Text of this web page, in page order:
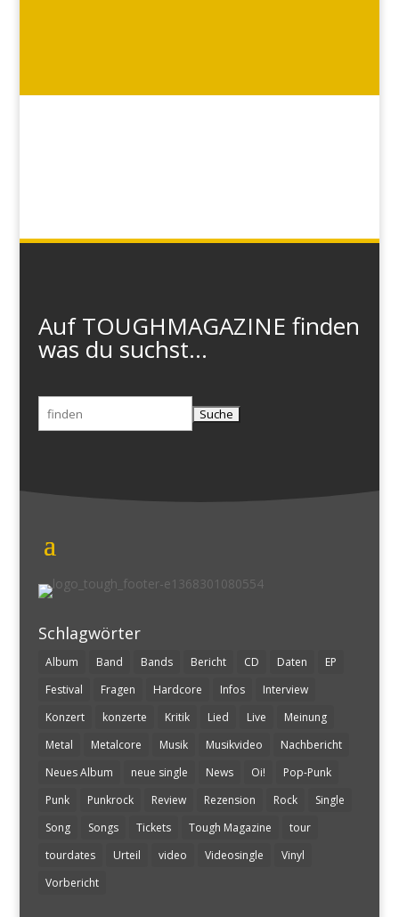
Auf TOUGHMAGAZINE finden
was du suchst...
Suchen
nach:
Schlagwörter
Album Band Bands Bericht CD Daten
EP
Festival
Fragen Hardcore Infos
Interview
Konzert
konzerte Kritik Lied Live
Meinung
Metal
Metalcore Musik Musikvideo
Nachbericht
Neues Album
neue single News Oi!
Pop-Punk
Punk
Punkrock Review Rezension Rock
Single
Song
Songs Tickets Tough Magazine
tour
tourdates
Urteil video Videosingle
Vinyl
Vorbericht